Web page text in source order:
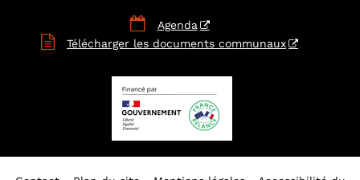
 Agenda
 Télécharger les documents communaux